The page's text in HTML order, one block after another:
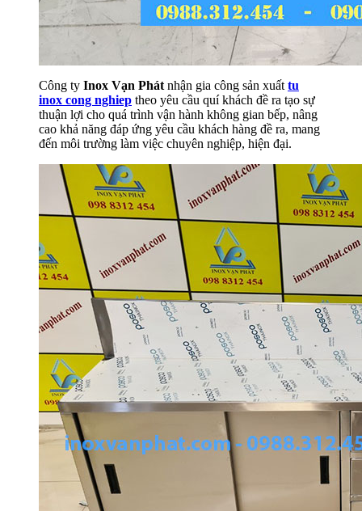
Công ty Inox Vạn Phátnhận gia công sản xuấttu
inox cong nghiep theo yêu cầu quí khách đề ra tạo sự
thuận lợi cho quá trình vận hành không gian bếp, nâng
cao khả năng đáp ứng yêu cầu khách hàng đề ra, mang
đến môi trường làm việc chuyên nghiệp, hiện đại.